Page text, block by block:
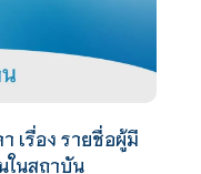
เรื่อง รายชื่อผู้มี
ในสถาบัน